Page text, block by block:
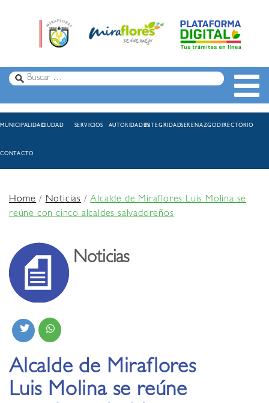
MUNICIPALIDADCIUDAD SERVICIOS AUTORIDADESINTEGRIDADSERENAZGODIRECTORIO
CONTACTO
Home/Noticias /Alcalde de Miraflores Luis Molina se
reúne con cinco alcaldes salvadoreños
Noticias
Alcalde de Miraflores
Luis Molina se reúne